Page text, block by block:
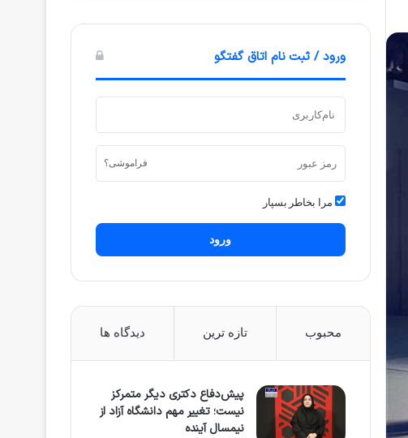
ورود / ثبت نام اتاق گفتگو
فراموشی؟
مرا بخاطر بسپار
ورود
محبوب تازه ترین دیدگاه ها
پیش‌دفاع دکتری دیگر متمرکز
نیست؛ تغییر مهم دانشگاه آزاد از
نیمسال آینده